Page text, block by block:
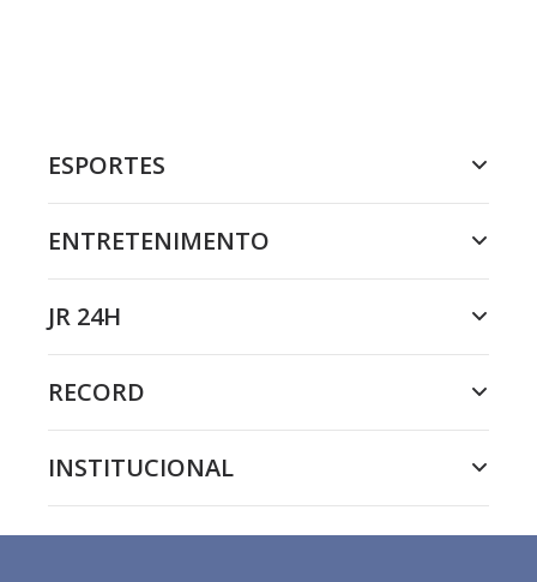
ESPORTES
ENTRETENIMENTO
JR 24H
RECORD
INSTITUCIONAL